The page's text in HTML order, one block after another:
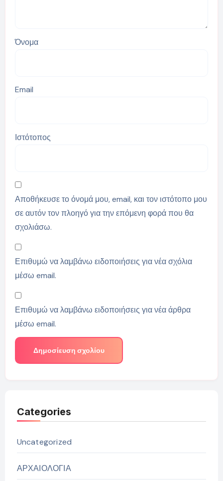
Όνομα
Email
Ιστότοπος
Αποθήκευσε το όνομά μου, email, και τον ιστότοπο μου
σε αυτόν τον πλοηγό για την επόμενη φορά που θα
σχολιάσω.
Επιθυμώ να λαμβάνω ειδοποιήσεις για νέα σχόλια
μέσω email.
Επιθυμώ να λαμβάνω ειδοποιήσεις για νέα άρθρα
μέσω email.
Categories
Uncategorized
ΑΡΧΑΙΟΛΟΓΙΑ